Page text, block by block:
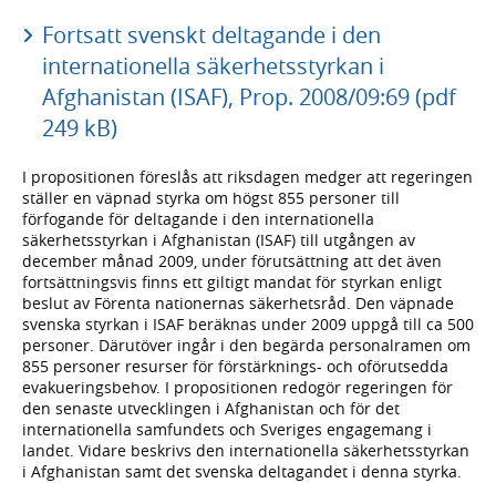
Fortsatt svenskt deltagande i den
internationella säkerhetsstyrkan i
Afghanistan (ISAF), Prop. 2008/09:69 (pdf
249 kB)
I propositionen föreslås att riksdagen medger att regeringen
ställer en väpnad styrka om högst 855 personer till
förfogande för deltagande i den internationella
säkerhetsstyrkan i Afghanistan (ISAF) till utgången av
december månad 2009, under förutsättning att det även
fortsättningsvis finns ett giltigt mandat för styrkan enligt
beslut av Förenta nationernas säkerhetsråd. Den väpnade
svenska styrkan i ISAF beräknas under 2009 uppgå till ca 500
personer. Därutöver ingår i den begärda personalramen om
855 personer resurser för förstärknings- och oförutsedda
evakueringsbehov. I propositionen redogör regeringen för
den senaste utvecklingen i Afghanistan och för det
internationella samfundets och Sveriges engagemang i
landet. Vidare beskrivs den internationella säkerhetsstyrkan
i Afghanistan samt det svenska deltagandet i denna styrka.